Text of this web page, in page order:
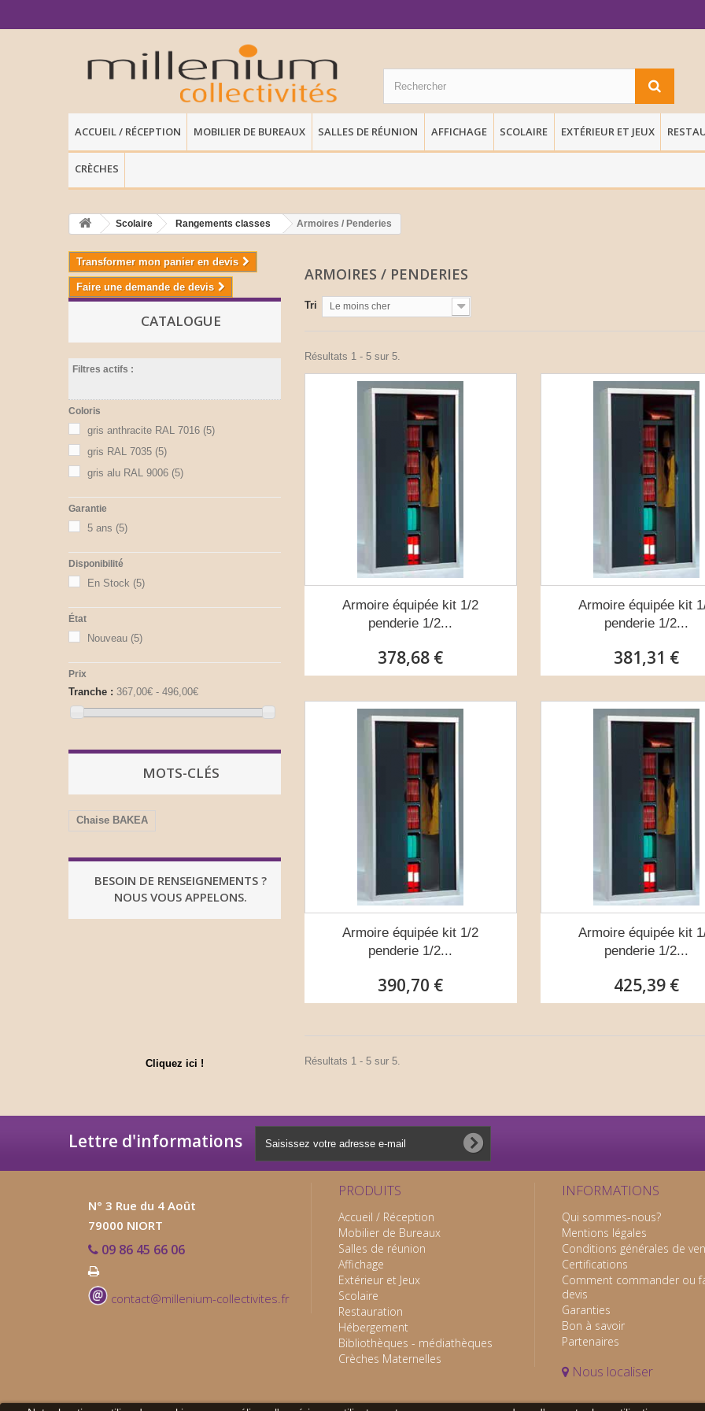
ACCUEIL / RÉCEPTION MOBILIER DE BUREAUX SALLES DE RÉUNION AFFICHAGE SCOLAIRE EXTÉRIEUR ET JEUX
CRÈCHES
Scolaire Rangements classes Armoires / Penderies
Transformer mon panier en devis
Faire une demande de devis
CATALOGUE
Filtres actifs :
Coloris
gris anthracite RAL 7016 (5)
gris RAL 7035 (5)
gris alu RAL 9006 (5)
Garantie
5 ans (5)
Disponibilité
En Stock (5)
État
Nouveau (5)
Prix
Tranche : 367,00€ - 496,00€
MOTS-CLÉS
Chaise BAKEA
BESOIN DE RENSEIGNEMENTS ?
NOUS VOUS APPELONS.
Cliquez ici !
ARMOIRES / PENDERIES
Tri Le moins cher
Résultats 1 - 5 sur 5.
Armoire équipée kit 1/2
penderie 1/2...
378,68 €
Armoire équipée kit
penderie 1/2...
381,31 €
Armoire équipée kit 1/2
penderie 1/2...
390,70 €
Armoire équipée kit
penderie 1/2...
425,39 €
Résultats 1 - 5 sur 5.
Lettre d'informations
N° 3 Rue du 4 Août
79000 NIORT
09 86 45 66 06
contact@millenium-collectivites.fr
PRODUITS
Accueil / Réception
Mobilier de Bureaux
Salles de réunion
Affichage
Extérieur et Jeux
Scolaire
Restauration
Hébergement
Bibliothèques - médiathèques
Crèches Maternelles
INFORMATIONS
Qui sommes-nous?
Mentions légales
Conditions générales de
Certifications
Comment commander ou
devis
Garanties
Bon à savoir
Partenaires
Nous localiser